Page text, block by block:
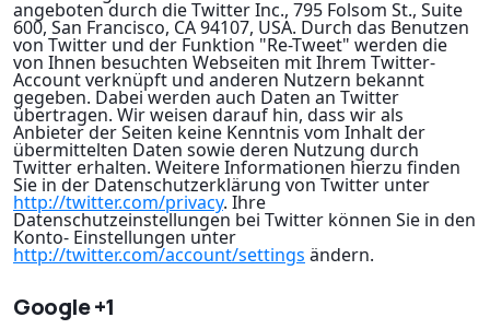
angeboten durch die Twitter Inc., 795 Folsom St., Suite
600, San Francisco, CA 94107, USA. Durch das Benutzen
von Twitter und der Funktion "Re-Tweet" werden die
von Ihnen besuchten Webseiten mit Ihrem Twitter-
Account verknüpft und anderen Nutzern bekannt
gegeben. Dabei werden auch Daten an Twitter
übertragen. Wir weisen darauf hin, dass wir als
Anbieter der Seiten keine Kenntnis vom Inhalt der
übermittelten Daten sowie deren Nutzung durch
Twitter erhalten. Weitere Informationen hierzu finden
Sie in der Datenschutzerklärung von Twitter unter
http://twitter.com/privacy. Ihre
Datenschutzeinstellungen bei Twitter können Sie in den
Konto- Einstellungen unter
http://twitter.com/account/settings ändern.
Google +1